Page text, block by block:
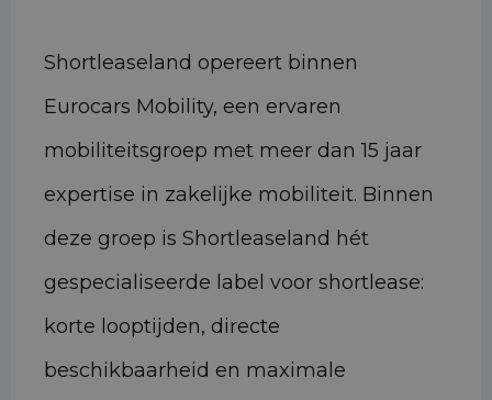
Shortleaseland opereert binnen
Eurocars Mobility, een ervaren
mobiliteitsgroep met meer dan 15 jaar
expertise in zakelijke mobiliteit. Binnen
deze groep is Shortleaseland hét
gespecialiseerde label voor shortlease:
korte looptijden, directe
beschikbaarheid en maximale